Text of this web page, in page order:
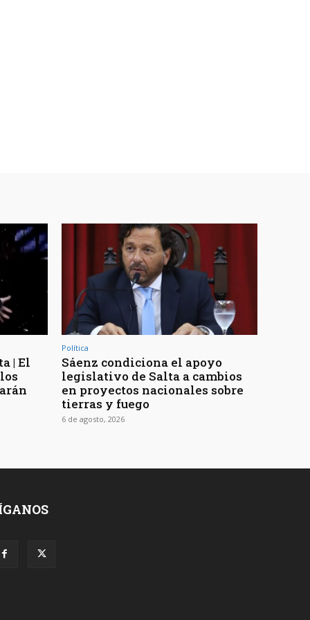
| El
Política
Sáenz condiciona el apoyo
legislativo de Salta a cambios
en proyectos nacionales sobre
tierras y fuego
6 de agosto, 2026